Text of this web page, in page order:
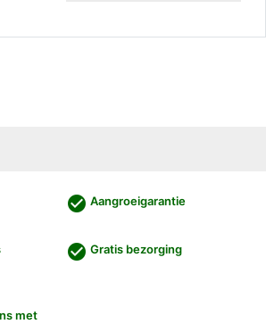
check_circle Aangroeigarantie
check_circle Gratis bezorging
met